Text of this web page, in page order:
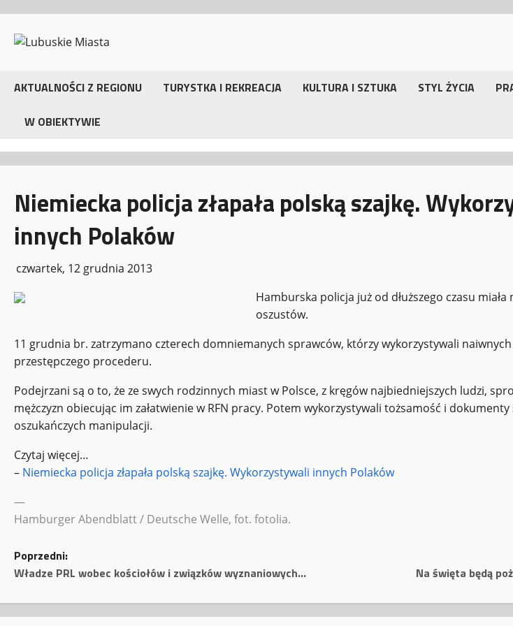
AKTUALNOŚCI Z REGIONU TURYSTKA I REKREACJA KULTURA I SZTUKA STYL ŻYCIA
W OBIEKTYWIE
Niemiecka policja złapała polską szajkę.
innych Polaków
czwartek, 12 grudnia 2013
Hamburska policja już od dłuższego czasu
oszustów.
11 grudnia br. zatrzymano czterech domniemanych sprawców, którzy wykorzystywali
przestępczego procederu.
Podejrzani są o to, że ze swych rodzinnych miast w Polsce, z kręgów najbiedniejszych ludzi,
mężczyzn obiecując im załatwienie w RFN pracy. Potem wykorzystywali tożsamość i
oszukańczych manipulacji.
Czytaj więcej…
– Niemiecka policja złapała polską szajkę. Wykorzystywali innych Polaków
—
Hamburger Abendblatt / Deutsche Welle, fot. fotolia.
Z
Poprzedni:
Władze PRL wobec kościołów i związków wyznaniowych…
Na święta będą